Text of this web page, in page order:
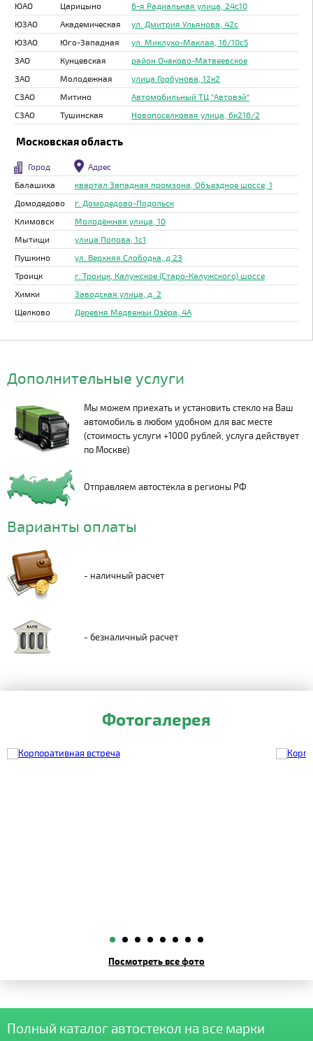
ЮАО
Царицыно
6-я Радиальная улица, 24с10
ЮЗАО
Академическая
ул. Дмитрия Ульянова, 42с
ЮЗАО
Юго-Западная
ул. Миклухо-Маклая, 16/10с5
ЗАО
Кунцевская
район Очаково-Матвеевское
ЗАО
Молодежная
улица Горбунова, 12к2
СЗАО
Митино
Автомобильный ТЦ "Автовэй"
СЗАО
Тушинская Новопоселковая улица, 6к216/2
Московская область
Город
Адрес
Балашиха
квартал Западная промзона, Объездное шоссе, 1
Домодедово
г. Домодедово-Подольск
Климовск
Молодёжная улица, 10
Мытищи
улица Попова, 1с1
Пушкино
ул. Верхняя Слободка, д.23
Троицк
г. Троицк, Калужское (Старо-Калужского) шоссе
Химки
Заводская улица, д. 2
Щелково
Деревня Медвежьи Озёра, 4А
Дополнительные услуги
Мы можем приехать и установить стекло на Ваш
автомобиль в любом удобном для вас месте
(стоимость услуги +1000 рублей, услуга действует
по Москве)
Отправляем автостекла в регионы РФ
Варианты оплаты
- наличный расчет
- безналичный расчет
Фотогалерея
Посмотреть все фото
Полный каталог автостекол на все марки